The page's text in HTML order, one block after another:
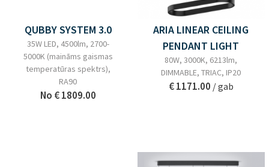
QUBBY SYSTEM 3.0
35W LED, 4500lm, 2700-
5000K (maināms gaismas
temperatūras spektrs),
RA90
No € 1809.00
ARIA LINEAR CEILING
PENDANT LIGHT
80W, 3000K, 6213lm,
DIMMABLE, TRIAC, IP20
€ 1171.00 / gab